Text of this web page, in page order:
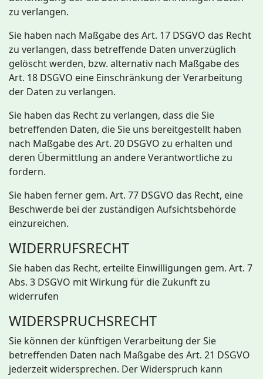
zu verlangen.
Sie haben nach Maßgabe des Art. 17 DSGVO das Recht
zu verlangen, dass betreffende Daten unverzüglich
gelöscht werden, bzw. alternativ nach Maßgabe des
Art. 18 DSGVO eine Einschränkung der Verarbeitung
der Daten zu verlangen.
Sie haben das Recht zu verlangen, dass die Sie
betreffenden Daten, die Sie uns bereitgestellt haben
nach Maßgabe des Art. 20 DSGVO zu erhalten und
deren Übermittlung an andere Verantwortliche zu
fordern.
Sie haben ferner gem. Art. 77 DSGVO das Recht, eine
Beschwerde bei der zuständigen Aufsichtsbehörde
einzureichen.
WIDERRUFSRECHT
Sie haben das Recht, erteilte Einwilligungen gem. Art. 7
Abs. 3 DSGVO mit Wirkung für die Zukunft zu
widerrufen
WIDERSPRUCHSRECHT
Sie können der künftigen Verarbeitung der Sie
betreffenden Daten nach Maßgabe des Art. 21 DSGVO
jederzeit widersprechen. Der Widerspruch kann